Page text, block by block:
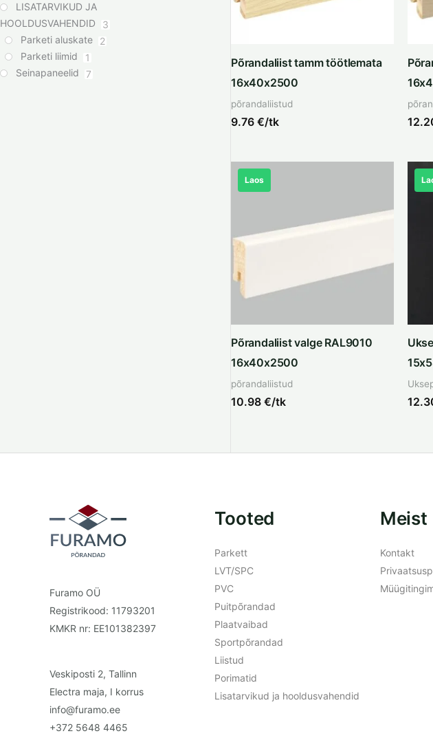
LISATARVIKUD JA
HOOLDUSVAHENDID
3
Parketi aluskate
2
Parketi liimid
1
Seinapaneelid
7
Põrandaliist tamm töötlemata
16x40x2500
põrandaliistud
9.76 €/tk
Laos
Põrandaliist valge RAL9010
16x40x2500
põrandaliistud
10.98 €/tk
Furamo OÜ
Registrikood: 11793201
KMKR nr: EE101382397
Veskiposti 2, Tallinn
Electra maja, I korrus
info@furamo.ee
+372 5648 4465
Tooted
Parkett
LVT/SPC
PVC
Puitpõrandad
Plaatvaibad
Sportpõrandad
Liistud
Porimatid
Lisatarvikud ja hooldusvahendid
Meist
Kontakt